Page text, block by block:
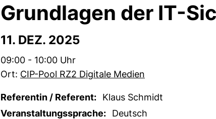
Grundlagen der IT-
11. DEZ. 2025
Zeit:
09:00 - 10:00 Uhr
Ort: CIP-Pool RZ2 Digitale Medien
Referentin / Referent:
Klaus Schmidt
Veranstaltungssprache:
Deutsch